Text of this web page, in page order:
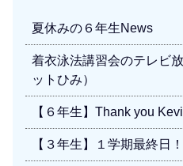
夏休みの６年生News
着衣泳法講習会のテレビ
ットひみ）
【６年生】Thank you
【３年生】１学期最終日！